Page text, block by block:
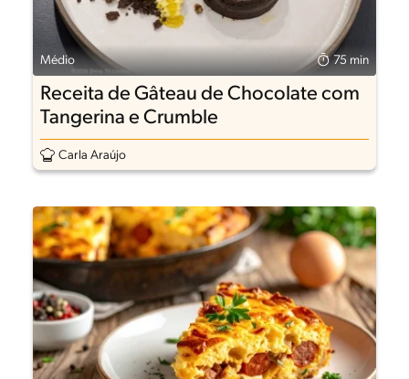
Médio 75 min
Receita de Gâteau de Chocolate com
Tangerina e Crumble
Carla Araújo